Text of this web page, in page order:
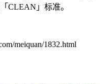
CLEAN」标准。
meiquan/1832.html